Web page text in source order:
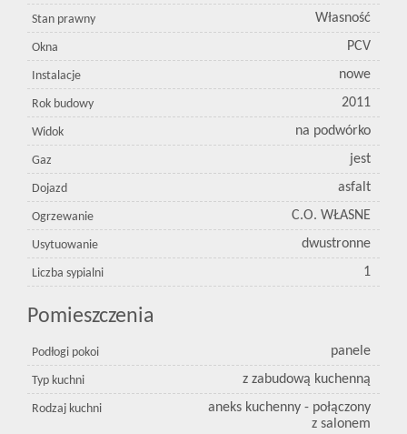
Stan prawny Własność
Okna PCV
Instalacje nowe
Rok budowy 2011
Widok na podwórko
Gaz jest
Dojazd asfalt
Ogrzewanie C.O. WŁASNE
Usytuowanie dwustronne
Liczba sypialni 1
Pomieszczenia
Podłogi pokoi panele
Typ kuchni z zabudową kuchenną
Rodzaj kuchni
aneks kuchenny - połączony
z salonem